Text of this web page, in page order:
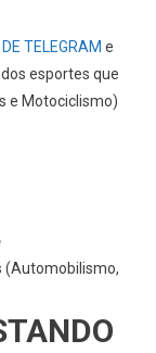
TELEGRAM e
dos esportes que
e Motociclismo)
(Automobilismo,